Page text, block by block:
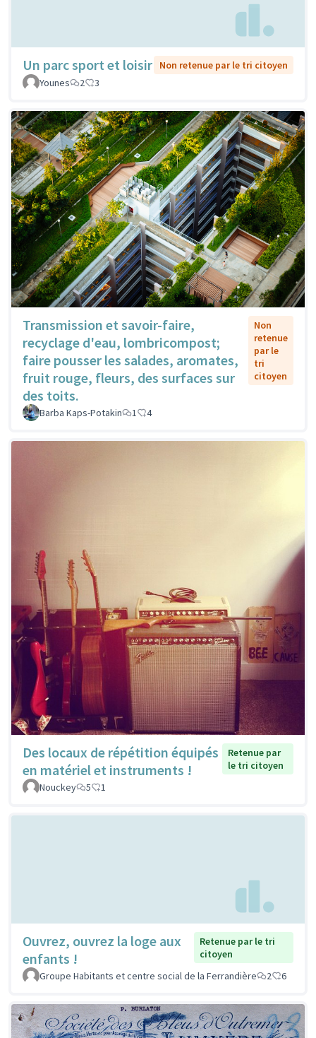
Un parc sport et loisir
Non retenue par le tri citoyen
Younes
2 3
Transmission et savoir-faire,
recyclage d'eau, lombricompost;
faire pousser les salades, aromates,
fruit rouge, fleurs, des surfaces sur
des toits.
Non
retenue
par le
tri
citoyen
Barba Kaps-Potakin 1 4
Des locaux de répétition équipés
en matériel et instruments !
Retenue par
le tri citoyen
Nouckey
5 1
Ouvrez, ouvrez la loge aux
enfants !
Retenue par le tri
citoyen
Groupe Habitants et centre social de la Ferrandière
2 6